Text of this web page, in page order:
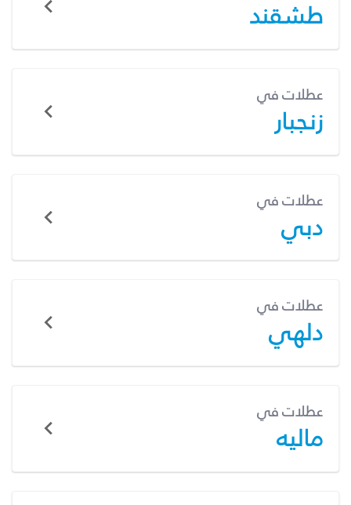
طشقند
عطلات في
زنجبار
عطلات في
دبي
عطلات في
دلهي
عطلات في
ماليه